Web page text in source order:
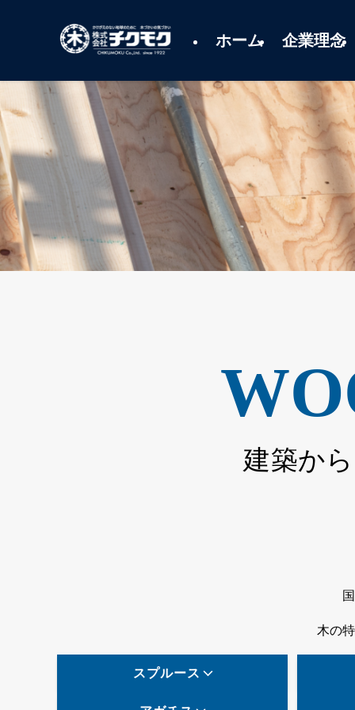
ホーム 企業理念
建築か
木の
スプルース